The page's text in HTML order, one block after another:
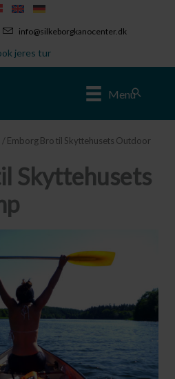
info@silkeborgkanocenter.dk
jeres tur
Menu
/ Emborg Bro til Skyttehusets Outdoor
Skyttehusets